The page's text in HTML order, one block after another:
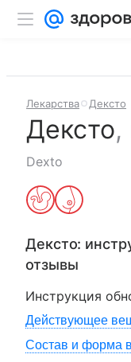
Лекарства Дексто
Дексто,
Dexto
Дексто:
отзывы
Инструкция
Действующее
Состав и форма